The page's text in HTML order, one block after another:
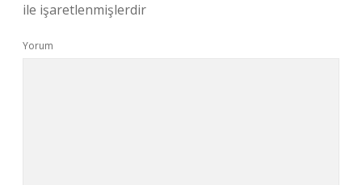
ile işaretlenmişlerdir
Yorum